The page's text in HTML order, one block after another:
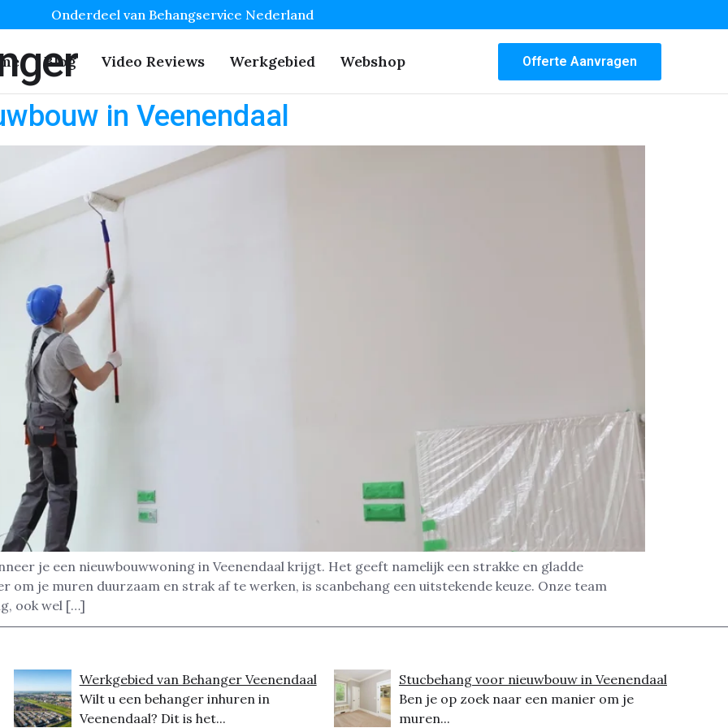
Onderdeel van Behangservice Nederland
Blog Video Reviews Werkgebied Webshop Offerte Aanvragen
in Veenendaal
je een nieuwbouwwoning in Veenendaal krijgt. Het geeft namelijk een strakke en gladde
om je muren duurzaam en strak af te werken, is scanbehang een uitstekende keuze. Onze team
ook wel […]
Werkgebied van Behanger Veenendaal
Wilt u een behanger inhuren in
Veenendaal? Dit is het...
Stucbehang voor nieuwbouw in Veenendaal
Ben je op zoek naar een manier om je
muren...